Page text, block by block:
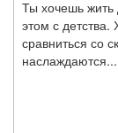
этом с
сравниться со
наслаждаются...